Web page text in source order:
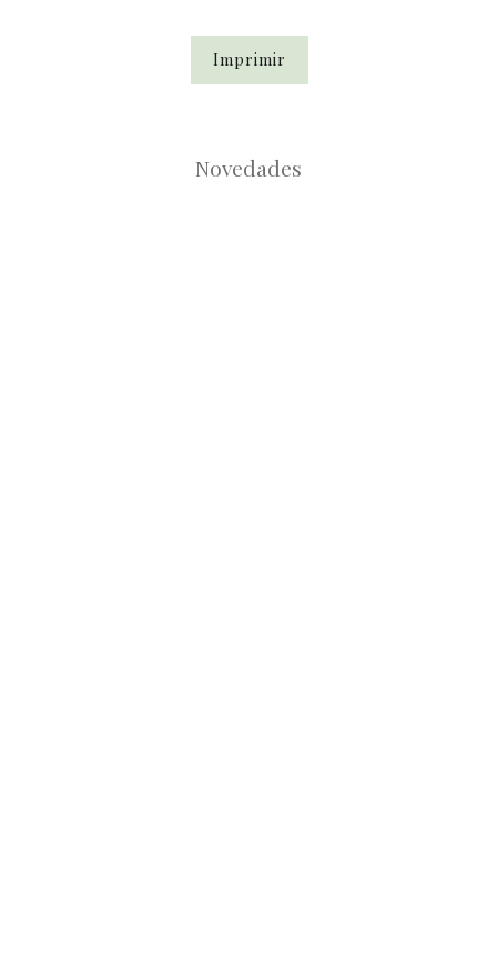
Imprimir
Novedades